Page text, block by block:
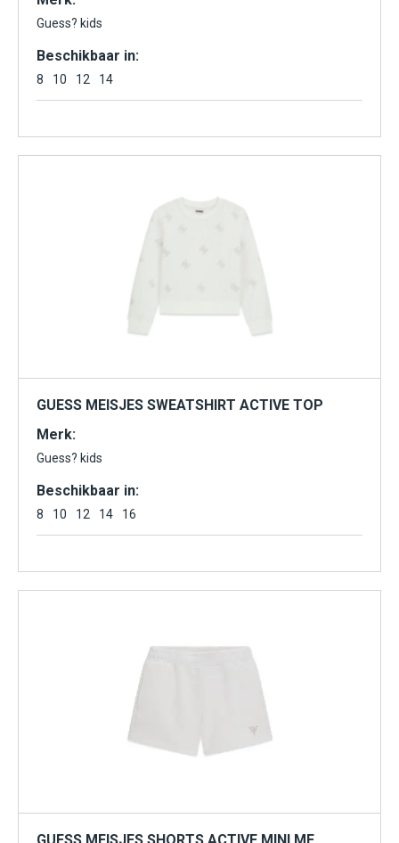
Guess? kids
Beschikbaar in:
8 10 12 14
GUESS MEISJES SWEATSHIRT ACTIVE TOP
Merk:
Guess? kids
Beschikbaar in:
8 10 12 14 16